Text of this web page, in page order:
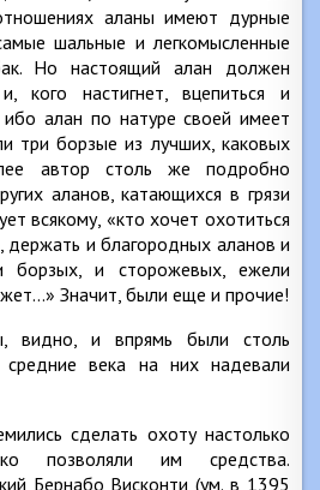
аланы имеют дурные
шальные и легкомысленные
Но настоящий алан должен
кого настигнет, вцепиться и
алан по натуре своей имеет
три борзые из лучших, каковых
автор столь же подробно
аланов, катающихся в грязи
всякому, «кто хочет охотиться
и благородных аланов и
борзых, и сторожевых, ежели
Значит, были еще и прочие!
видно, и впрямь были столь
века на них надевали
сделать охоту настолько
позволяли им средства.
Бернабо Висконти (ум. в 1395